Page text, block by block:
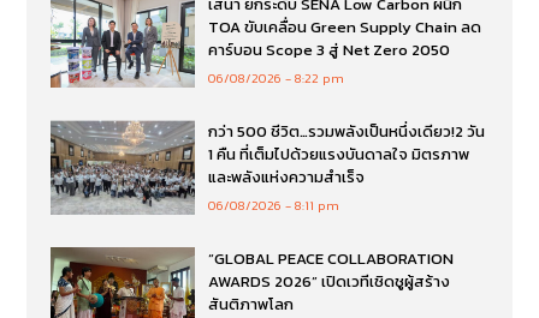
TOA ขับเคลื่อน Green Supply Chain ลด
คาร์บอน Scope 3 สู่ Net Zero 2050
06/08/2026 8:22 pm
กว่า 500 ชีวิต…รวมพลังเป็นหนึ่งเดียว!2 วัน
1 คืน ที่เต็มไปด้วยแรงบันดาลใจ มิตรภาพ
และพลังแห่งความสำเร็จ
06/08/2026 8:11 pm
“GLOBAL PEACE COLLABORATION
AWARDS 2026” เปิดเวทีเชิดชูผู้สร้าง
สันติภาพโลก